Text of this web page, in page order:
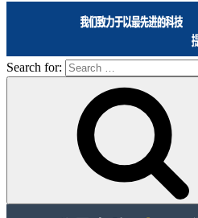
Search for: